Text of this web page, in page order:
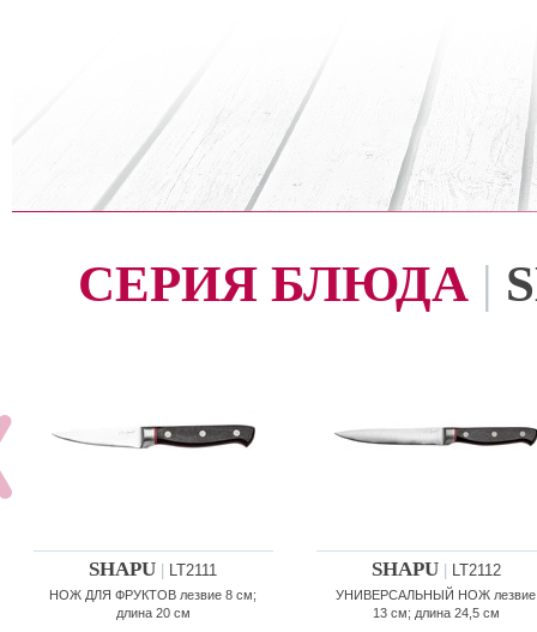
СЕРИЯ БЛЮДА |
SHAPU LT2111
НОЖ ДЛЯ ФРУКТОВ лезвие 8 см;
длина 20 см
SHAPU LT2112
УНИВЕРСАЛЬНЫЙ НОЖ лезвие
13 см; длина 24,5 см